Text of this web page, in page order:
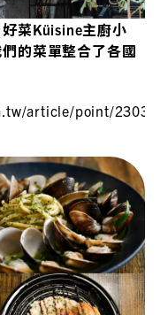
菜Küisine主廚小
的菜單整合了各國
article/point/